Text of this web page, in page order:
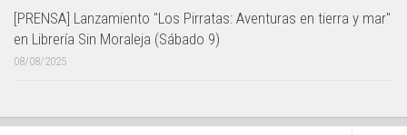
[PRENSA] Lanzamiento "Los Pirratas: Aventuras en tierra y mar"
en Librería Sin Moraleja (Sábado 9)
08/08/2025